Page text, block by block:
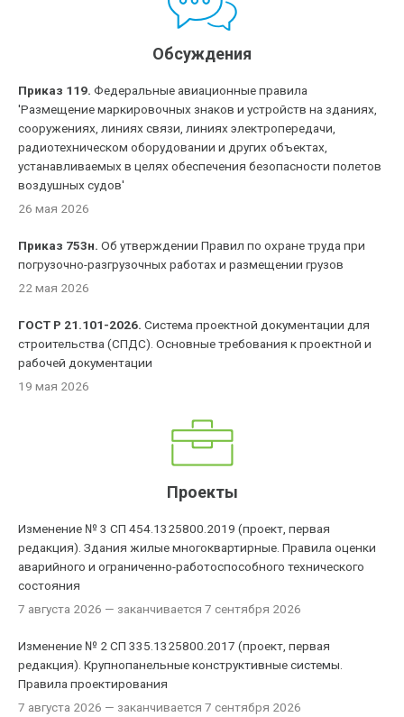
Обсуждения
Приказ 119. Федеральные авиационные правила
'Размещение маркировочных знаков и устройств на зданиях,
сооружениях, линиях связи, линиях электропередачи,
радиотехническом оборудовании и других объектах,
устанавливаемых в целях обеспечения безопасности полетов
воздушных судов'
26 мая 2026
Приказ 753н. Об утверждении Правил по охране труда при
погрузочно-разгрузочных работах и размещении грузов
22 мая 2026
ГОСТ Р 21.101-2026. Система проектной документации для
строительства (СПДС). Основные требования к проектной и
рабочей документации
19 мая 2026
Проекты
Изменение № 3 СП 454.1325800.2019 (проект, первая
редакция). Здания жилые многоквартирные. Правила оценки
аварийного и ограниченно-работоспособного технического
состояния
7 августа 2026 — заканчивается 7 сентября 2026
Изменение № 2 СП 335.1325800.2017 (проект, первая
редакция). Крупнопанельные конструктивные системы.
Правила проектирования
7 августа 2026 — заканчивается 7 сентября 2026